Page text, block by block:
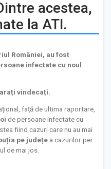
acestea,
la ATI.
României, au fost
infectate cu noul
vindecați.
față de ultima raportare,
de persoane infectate cu
fiind cazuri care nu au mai
pe județe a cazurilor per
de mai jos.